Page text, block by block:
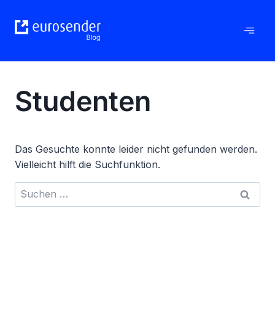
Inhalt
springen
Studenten
Das Gesuchte konnte leider nicht gefunden werden.
Vielleicht hilft die Suchfunktion.
Suchen
nach: